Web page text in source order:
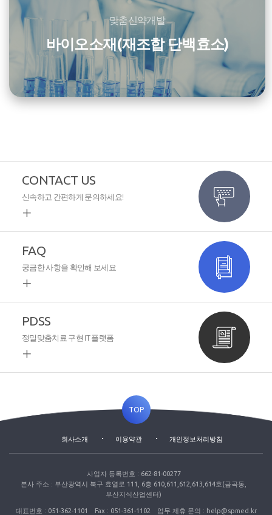
맞춤신약개발
바이오소재(재조합 단백효소)
CONTACT US
신속하고 간편하게 문의하세요!
FAQ
궁금한 사항을 확인해 보세요
PDSS
정밀맞춤치료 구현 IT 플랫폼
TOP
회사소개 이용약관 개인정보처리방침
사업자 등록번호 : 662-81-00277
본사 주소 : 부산광역시 북구 효열로 111, 6층 610,611,612,613,614호(금곡동,
부산지식산업센터)
대표번호 : 051-362-1101 Fax : 051-361-1102 업무 제휴 문의 : help@spmed.kr